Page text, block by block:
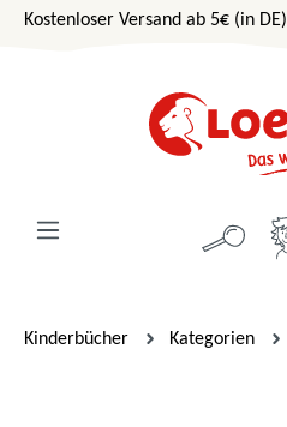
Zum Hauptinhalt springen
Kostenloser Versand ab 5€ (in DE)
Kinderbücher Kategorien